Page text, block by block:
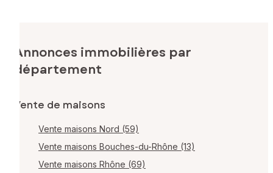
Annonces immobilières par
département
Vente de maisons
Vente maisons Nord (59)
Vente maisons Bouches-du-Rhône (13)
Vente maisons Rhône (69)